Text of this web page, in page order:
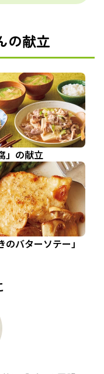
の献立
」の献立
のバターソテー」